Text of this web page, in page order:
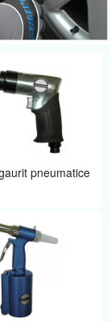
pneumatice